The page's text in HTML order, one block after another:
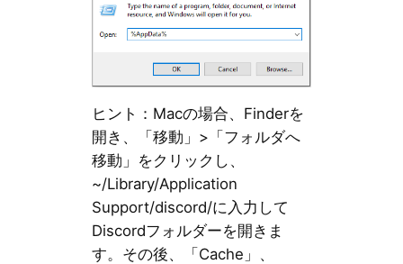
ヒント：Macの場合、Finderを
開き、「移動」>「フォルダへ
移動」をクリックし、
~/Library/Application
Support/discord/に入力して
Discordフォルダーを開きま
す。その後、「Cache」、